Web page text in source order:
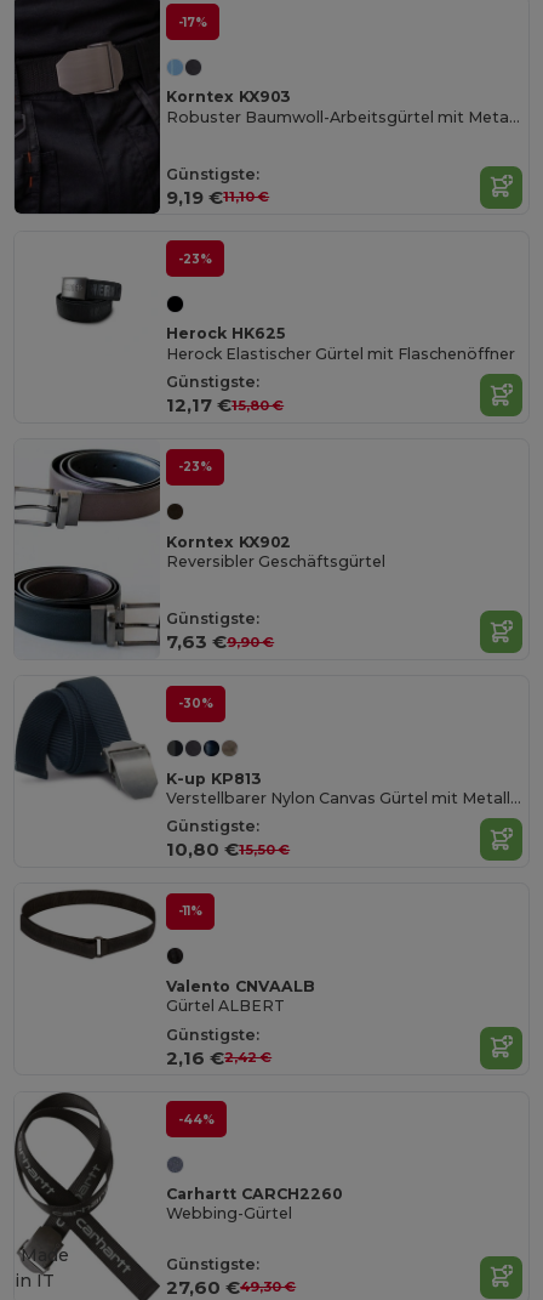
-17%
Korntex KX903
Robuster Baumwoll-Arbeitsgürtel mit Metallschnalle
Günstigste:
9,19 €11,10 €
-23%
Herock HK625
Herock Elastischer Gürtel mit Flaschenöffner
Günstigste:
12,17 €15,80 €
-23%
Korntex KX902
Reversibler Geschäftsgürtel
Günstigste:
7,63 €9,90 €
-30%
K-up KP813
Verstellbarer Nylon Canvas Gürtel mit Metallschnalle
Günstigste:
10,80 €15,50 €
-11%
Valento CNVAALB
Gürtel ALBERT
Günstigste:
2,16 €2,42 €
-44%
Carhartt CARCH2260
Webbing-Gürtel
Günstigste:
27,60 €49,30 €
Made
in IT